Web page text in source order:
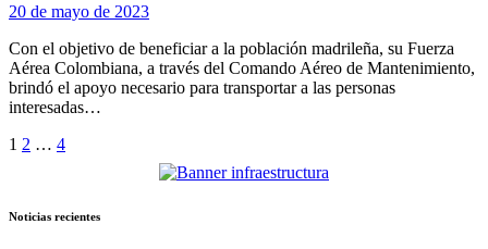
20 de mayo de 2023
Con el objetivo de beneficiar a la población madrileña, su Fuerza
Aérea Colombiana, a través del Comando Aéreo de Mantenimiento,
brindó el apoyo necesario para transportar a las personas
interesadas…
Paginación
entradas
1 2 … 4
Noticias recientes